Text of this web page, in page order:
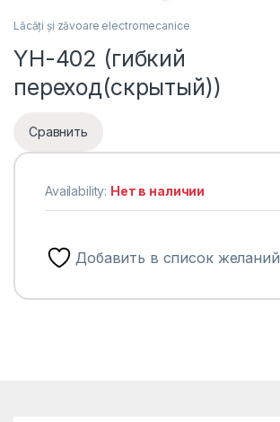
Lăcăți și zăvoare electromecanice
YH-402 (гибкий
переход(скрытый))
Сравнить
Availability: Нет в наличии
Добавить в список желаний